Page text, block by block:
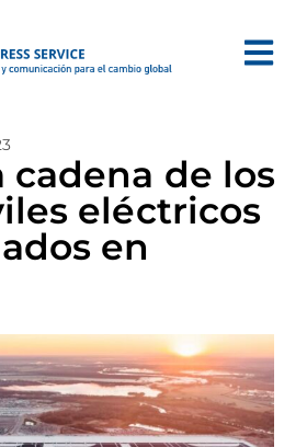
cadena de los
eléctricos
en